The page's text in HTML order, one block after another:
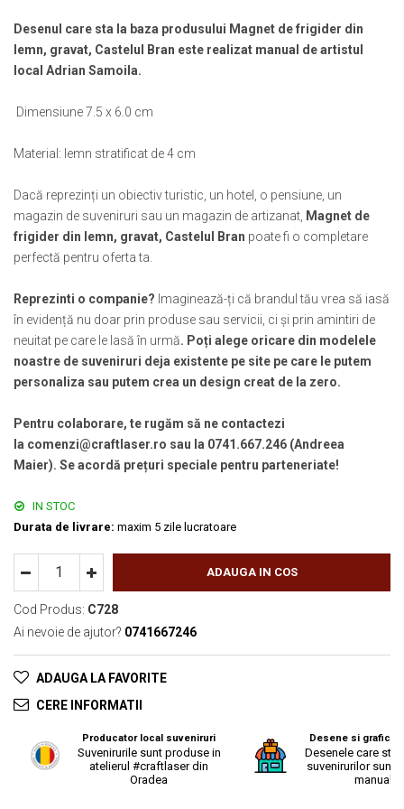
Muzeul Unirii Iasi
Orase si zone istorice
Bucuresti
Colonada Imperiala, Buzias
Maramures
Oradea
Sibiu
Palate si Curti Domnesti
Curtea Domneasca, Targoviste
Palatul Alexandru Ioan Cuza,
Ruginoasa
Palatul Culturii Iasi
Suport pahare suvenir din lemn
Suport pahare suvenir din pluta
Tablouri acuarela
Tablouri metalice
Colectia "Belle Epoque"
Colectia "Visit Romania"
Colectia medievala
Colectia Vintage
Desenul care sta la baza produsului Magnet de frigider din
lemn, gravat, Castelul Bran este realizat manual de artistul
local Adrian Samoila.
Dimensiune 7.5 x 6.0 cm
Material: lemn stratificat de 4 cm
Dacă reprezinți un obiectiv turistic, un hotel, o pensiune, un
magazin de suveniruri sau un magazin de artizanat, Magnet de
frigider din lemn, gravat, Castelul Bran poate fi o completare
perfectă pentru oferta ta.
Reprezinti o companie? Imaginează-ți că brandul tău vrea să iasă
în evidență nu doar prin produse sau servicii, ci și prin amintiri de
neuitat pe care le lasă în urmă. Poți alege oricare din modelele
noastre de suveniruri deja existente pe site pe care le putem
personaliza sau putem crea un design creat de la zero.
Pentru colaborare, te rugăm să ne contactezi
la comenzi@craftlaser.ro sau la 0741.667.246 (Andreea
Maier). Se acordă prețuri speciale pentru parteneriate!
IN STOC
Durata de livrare: maxim 5 zile lucratoare
ADAUGA IN COS
Cod Produs: C728
Ai nevoie de ajutor? 0741667246
ADAUGA LA FAVORITE
CERE INFORMATII
Producator local suveniruri
Suvenirurile sunt produse in
atelierul #craftlaser din
Oradea
Desene si grafica
Desenele care
suvenirurilor sunt
manual.